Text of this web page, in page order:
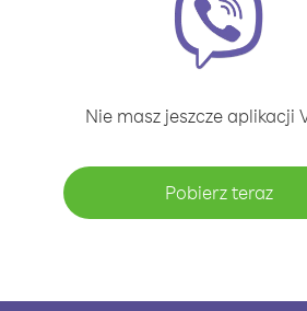
Nie masz jeszcze aplikacji
Pobierz teraz